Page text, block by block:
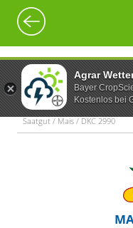
Agrar
Bayer
Kostenlos bei
Saatgut / Mais / DKC 2990